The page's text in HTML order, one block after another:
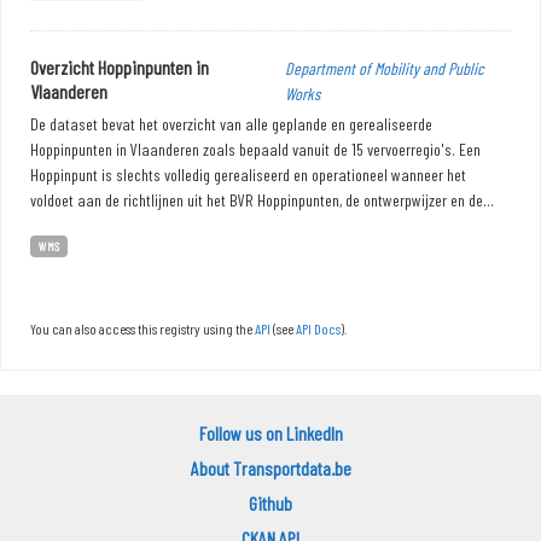
Overzicht Hoppinpunten in
Vlaanderen
Department of Mobility and Public
Works
De dataset bevat het overzicht van alle geplande en gerealiseerde
Hoppinpunten in Vlaanderen zoals bepaald vanuit de 15 vervoerregio's. Een
Hoppinpunt is slechts volledig gerealiseerd en operationeel wanneer het
voldoet aan de richtlijnen uit het BVR Hoppinpunten, de ontwerpwijzer en de...
WMS
You can also access this registry using theAPI (seeAPI Docs).
Follow us on LinkedIn
About Transportdata.be
Github